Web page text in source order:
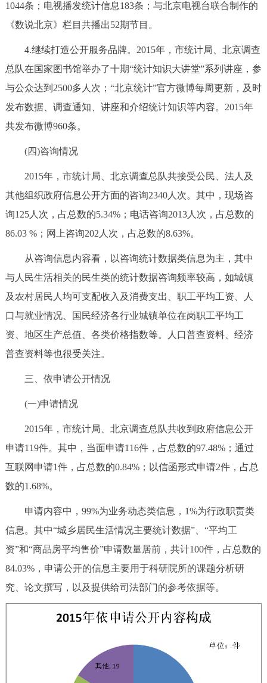
1044条；电视播发统计信息183条；与北京电视台联合制作的
《数说北京》栏目共播出52期节目。
4.继续打造公开服务品牌。2015年，市统计局、北京调查
总队在国家图书馆举办了十期“统计知识大讲堂”系列讲座，参
与公众达到2500多人次；“北京统计”官方微博每周更新，及时
发布数据、调查通知、讲座和介绍统计知识等内容。2015年
共发布微博960条。
(四)咨询情况
2015年，市统计局、北京调查总队共接受公民、法人及
其他组织政府信息公开方面的咨询2340人次。其中，现场咨
询125人次，占总数的5.34%；电话咨询2013人次，占总数的
86.03 %；网上咨询202人次，占总数的8.63%。
从咨询信息内容看，以咨询统计数据类信息为主，其中
与人民生活相关的民生类的统计数据咨询频率较高，如城镇
及农村居民人均可支配收入及消费支出、职工平均工资、人
口与就业情况、国民经济各行业城镇单位在岗职工平均工
资、地区生产总值、各类价格指数等。人口普查资料、经济
普查资料等也很受关注。
三、依申请公开情况
(一)申请情况
2015年，市统计局、北京调查总队共收到政府信息公开
申请119件。其中，当面申请116件，占总数的97.48%；通过
互联网申请1件，占总数的0.84%；以信函形式申请2件，占总
数的1.68%。
申请内容中，99%为业务动态类信息，1%为行政职责类
信息。其中“城乡居民生活情况主要统计数据”、“平均工
资”和“商品房平均售价”申请数量居前，共计100件，占总数的
84.03%，申请公开的信息主要用于科研院所的课题分析研
究、论文撰写，以及提供给司法部门的参考依据等。